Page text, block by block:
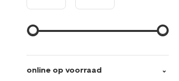
online op voorraad